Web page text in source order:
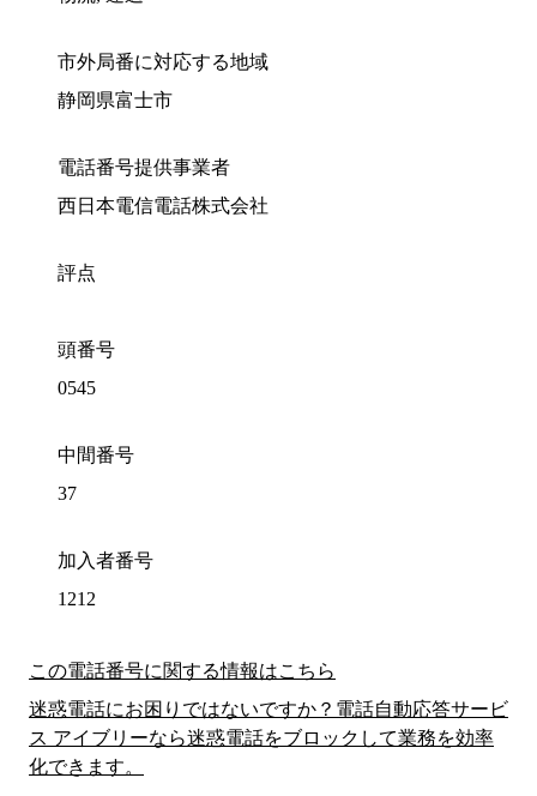
市外局番に対応する地域
静岡県富士市
電話番号提供事業者
西日本電信電話株式会社
評点
頭番号
0545
中間番号
37
加入者番号
1212
この電話番号に関する情報はこちら
迷惑電話にお困りではないですか？電話自動応答サービ
ス アイブリーなら迷惑電話をブロックして業務を効率
化できます。